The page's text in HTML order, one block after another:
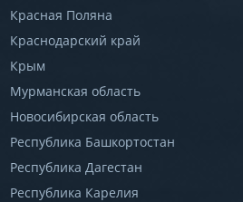
Красная Поляна
Краснодарский край
Крым
Мурманская область
Новосибирская область
Республика Башкортостан
Республика Дагестан
Республика Карелия